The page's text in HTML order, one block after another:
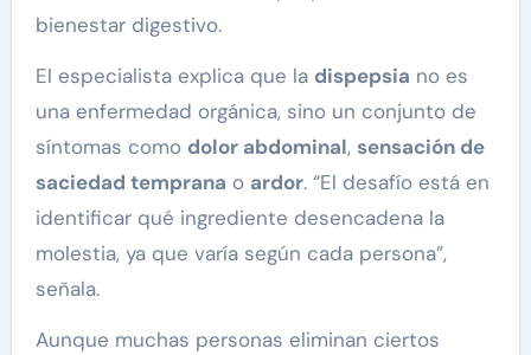
bienestar digestivo.
El especialista explica que la dispepsia no es
una enfermedad orgánica, sino un conjunto de
síntomas como dolor abdominal, sensación de
saciedad temprana o ardor. “El desafío está en
identificar qué ingrediente desencadena la
molestia, ya que varía según cada persona”,
señala.
Aunque muchas personas eliminan ciertos